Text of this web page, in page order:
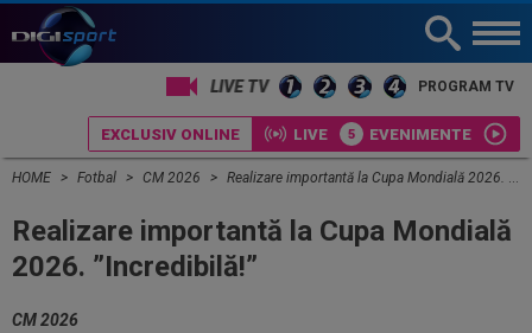
PROGRAM TV
EXCLUSIV ONLINE LIVE EVENIMENTE
HOME Fotbal CM 2026 Realizare importantă la Cupa Mondială 2026. ”Incredibilă!”
Realizare importantă la Cupa Mondială
2026. ”Incredibilă!”
CM 2026